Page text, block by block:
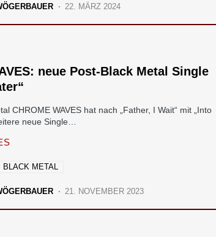
22. MÄRZ 2024
neue Post-Black Metal Single
CHROME WAVES hat nach „Father, I Wait“ mit „Into
neue Single…
BLACK METAL
21. NOVEMBER 2023